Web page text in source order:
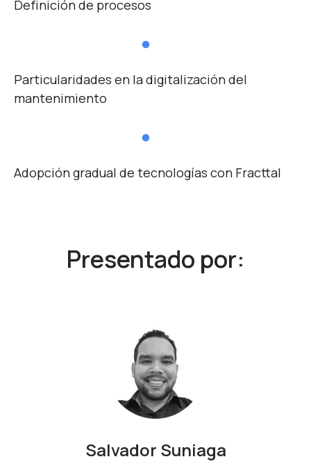
Definición de procesos
Particularidades en la digitalización del
mantenimiento
Adopción gradual de tecnologías con Fracttal
Presentado por:
Salvador Suniaga